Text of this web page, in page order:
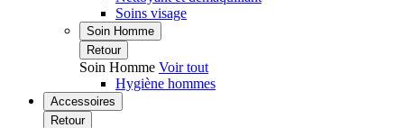
Soins visage
Soin Homme
Retour
Soin Homme Voir tout
Hygiène hommes
Accessoires
Retour